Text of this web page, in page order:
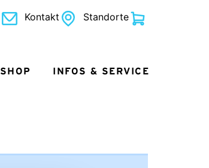
Kontakt Standorte
SHOP INFOS & SERVICE